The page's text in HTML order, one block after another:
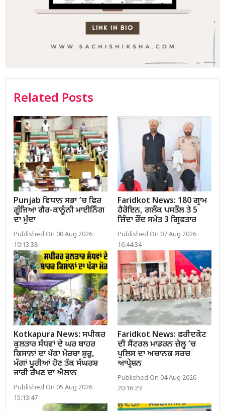
Related Posts
Punjab ਵਿਧਾਨ ਸਭਾ ’ਚ ਫਿਰ
ਗੂੰਜਿਆ ਗੈਰ-ਕਾਨੂੰਨੀ ਮਾਈਨਿੰਗ
ਦਾ ਮੁੱਦਾ
Published On 08 Aug 2026
10:13:38
Faridkot News: 180 ਗ੍ਰਾਮ
ਹੈਰੋਇਨ, ਗਲੌਕ ਪਸਤੌਲ ਤੇ 5
ਜ਼ਿੰਦਾ ਰੌਂਦ ਸਮੇਤ 3 ਗ੍ਰਿਫਤਾਰ
Published On 07 Aug 2026
16:44:34
Kotkapura News: ਸਪੀਕਰ
ਕੁਲਤਾਰ ਸੰਧਵਾਂ ਦੇ ਘਰ ਬਾਹਰ
ਕਿਸਾਨਾਂ ਦਾ ਪੱਕਾ ਮੋਰਚਾ ਸ਼ੁਰੂ,
ਮੰਗਾਂ ਪੂਰੀਆਂ ਹੋਣ ਤੱਕ ਸੰਘਰਸ਼
ਜਾਰੀ ਰੱਖਣ ਦਾ ਐਲਾਨ
Published On 05 Aug 2026
15:13:47
Faridkot News: ਫ਼ਰੀਦਕੋਟ
ਦੀ ਸੈਂਟਰਲ ਮਾਡਰਨ ਜ਼ੇਲ੍ਹ ’ਚ
ਪੁਲਿਸ ਦਾ ਅਚਾਨਕ ਸਰਚ
ਆਪ੍ਰੇਸ਼ਨ
Published On 04 Aug 2026
20:16:29